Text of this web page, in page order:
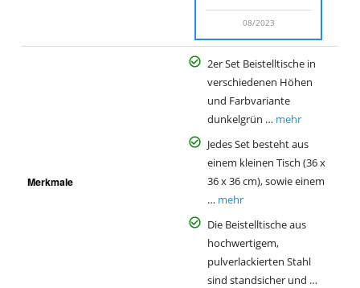
08/2023
Merkmale
2er Set Beistelltische in
verschiedenen Höhen
und Farbvariante
dunkelgrün … mehr
Jedes Set besteht aus
einem kleinen Tisch (36 x
36 x 36 cm), sowie einem
… mehr
Die Beistelltische aus
hochwertigem,
pulverlackierten Stahl
sind standsicher und …